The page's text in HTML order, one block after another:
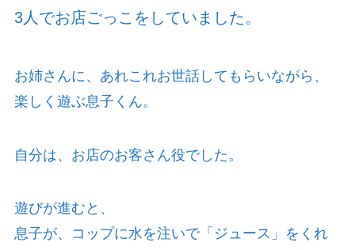
3人でお店ごっこをしていました。
お姉さんに、あれこれお世話してもらいながら、
楽しく遊ぶ息子くん。
自分は、お店のお客さん役でした。
遊びが進むと、
息子が、コップに水を注いで「ジュース」をくれ